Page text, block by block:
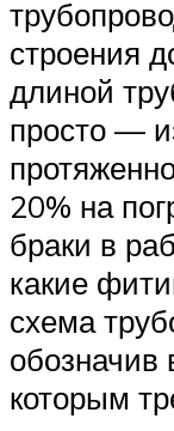
строения
длиной
просто —
20% на
браки в
какие
схема
обозначив
которым